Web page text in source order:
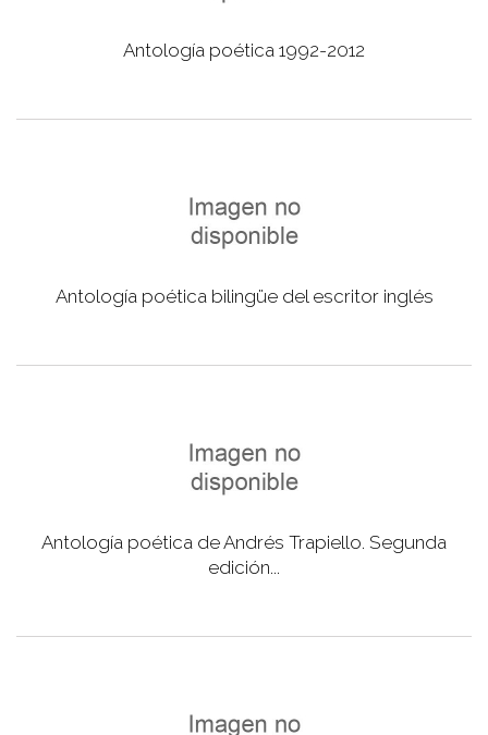
Antología poética 1992-2012
Antología poética bilingüe del escritor inglés
Antología poética de Andrés Trapiello. Segunda
edición...